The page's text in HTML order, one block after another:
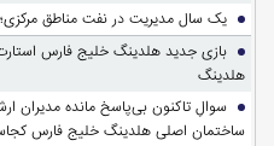
یک سال مدیریت در نفت مناطق مرکزی؛
بازی جدید هلدینگ خلیج فارس
هلدینگ
سوالِ تاکنون بی‌پاسخ مانده مدیران
ساختمان اصلی هلدینگ خلیج فارس